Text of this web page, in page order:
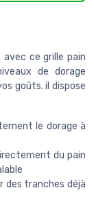
ce grille pain
de dorage
goûts. il dispose
le dorage à
du pain
des tranches déjà